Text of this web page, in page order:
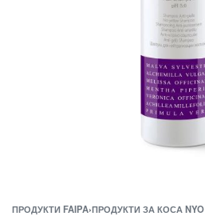
ПРОДУКТИ FAIPA›ПРОДУКТИ ЗА КОСА NYO